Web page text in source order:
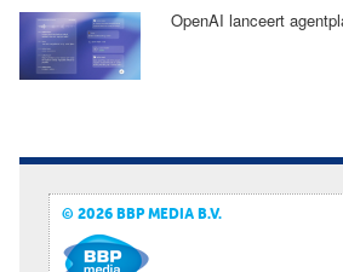
OpenAI lanceert
© 2026 BBP MEDIA B.V.